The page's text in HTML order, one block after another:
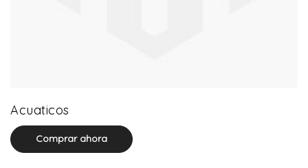
Acuaticos
Comprar ahora